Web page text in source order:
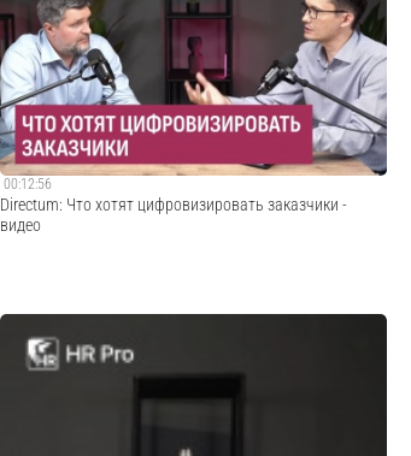
Почему закрытый контур организации не означает, что
для электронного подписания документов необходим
собственный УЦ? Разъясняет эксперт Directum
Александр Быков. «Даже защищенный контур — это
вполне конкретные требования информационной без...
Cмотреть видео
00:12:56
Directum: Что хотят цифровизировать заказчики -
видео
Какие запросы в топе у бизнеса и почему базового
кадрового ЭДО уже мало? Обсуждают директор
продукта Directum HR Pro и Product Owner. Айрат